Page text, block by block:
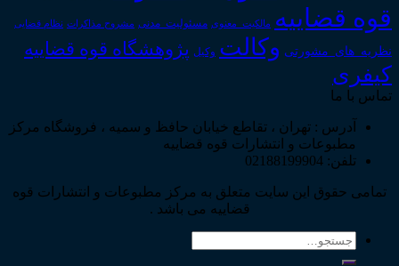
قوه قضاییه مالکیت_معنوی مسئولیت_مدنی مشروح مذاکرات نظام قضایی
نظریه_های_مشورتی وکالت وکیل پژوهشگاه قوه قضاییه
کیفری
تماس با ما
آدرس : تهران ، تقاطع خیابان حافظ و سمیه ، فروشگاه مرکز
مطبوعات و انتشارات قوه قضاییه
تلفن: 02188199904
تمامی حقوق این سایت متعلق به مرکز مطبوعات و انتشارات قوه
قضاییه می باشد .
جستجو